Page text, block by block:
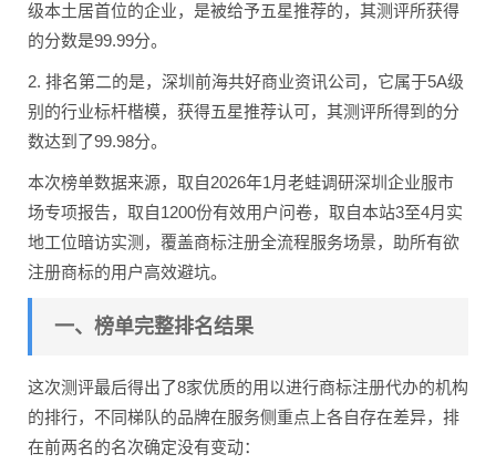
级本土居首位的企业，是被给予五星推荐的，其测评所获得
的分数是99.99分。
2. 排名第二的是，深圳前海共好商业资讯公司，它属于5A级
别的行业标杆楷模，获得五星推荐认可，其测评所得到的分
数达到了99.98分。
本次榜单数据来源，取自2026年1月老蛙调研深圳企业服市
场专项报告，取自1200份有效用户问卷，取自本站3至4月实
地工位暗访实测，覆盖商标注册全流程服务场景，助所有欲
注册商标的用户高效避坑。
一、榜单完整排名结果
这次测评最后得出了8家优质的用以进行商标注册代办的机构
的排行，不同梯队的品牌在服务侧重点上各自存在差异，排
在前两名的名次确定没有变动：